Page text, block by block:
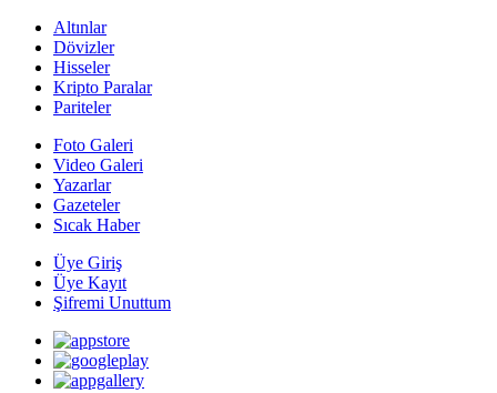
Altınlar
Dövizler
Hisseler
Kripto Paralar
Pariteler
Foto Galeri
Video Galeri
Yazarlar
Gazeteler
Sıcak Haber
Üye Giriş
Üye Kayıt
Şifremi Unuttum